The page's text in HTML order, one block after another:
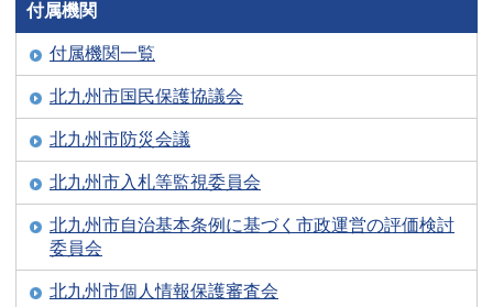
付属機関
付属機関一覧
北九州市国民保護協議会
北九州市防災会議
北九州市入札等監視委員会
北九州市自治基本条例に基づく市政運営の評価検討
委員会
北九州市個人情報保護審査会